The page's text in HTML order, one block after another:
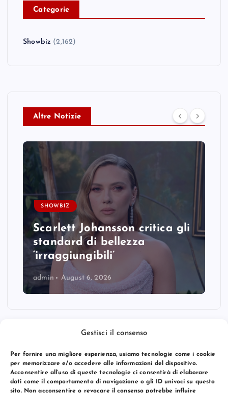
Gestisci il consenso
Per fornire una migliore esperienza, usiamo tecnologie come i cookie
per memorizzare e/o accedere alle informazioni del dispositivo.
Acconsentire all’uso di queste tecnologie ci consentirà di elaborare
dati come il comportamento di navigazione o gli ID univoci su questo
sito. Non acconsentire o revocare il consenso potrebbe influire
Categorie
Showbiz (2,162)
Altre Notizie
SHOWBIZ
Scarlett Johansson critica gli
standard di bellezza
‘irraggiungibili’
admin August 6, 2026